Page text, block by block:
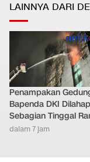
LAINNYA DARI
Penampakan
Bapenda DKI
Sebagian Tinggal
dalam 7 jam